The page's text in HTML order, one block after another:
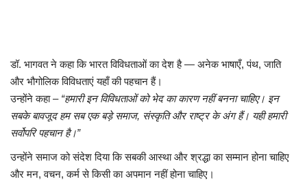
डॉ. भागवत ने कहा कि भारत विविधताओं का देश है — अनेक भाषाएँ, पंथ, जाति
और भौगोलिक विविधताएं यहाँ की पहचान हैं।
उन्होंने कहा – “हमारी इन विविधताओं को भेद का कारण नहीं बनना चाहिए। इन
सबके बावजूद हम सब एक बड़े समाज, संस्कृति और राष्ट्र के अंग हैं। यही हमारी
सर्वोपरि पहचान है।”
उन्होंने समाज को संदेश दिया कि सबकी आस्था और श्रद्धा का सम्मान होना चाहिए
और मन, वचन, कर्म से किसी का अपमान नहीं होना चाहिए।